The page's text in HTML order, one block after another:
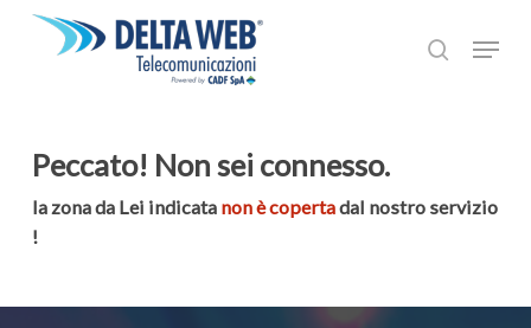
search
Menu
Peccato! Non sei connesso.
la zona da Lei indicata non è copertadal nostro servizio
!